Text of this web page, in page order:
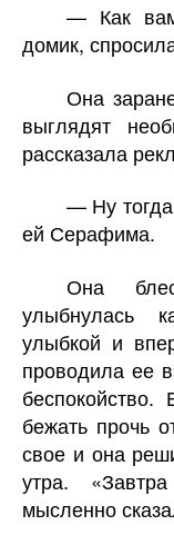
— Как
домик,
Она
выглядят
рассказала
— Ну
ей Серафима.
Она
улыбнулась
улыбкой и
проводила ее
беспокойство.
бежать прочь
свое и она
утра.
мысленно